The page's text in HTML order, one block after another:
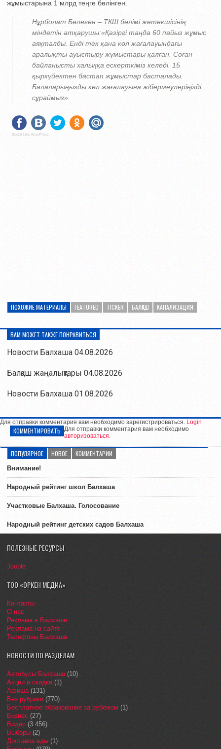
жұмыстарына 1 млрд теңге бөлінген.
Нұрболат Бөлеген – ТКШ бөлімі жетекшісінің
міндетін атқарушы:«Қазіргі таңда 60 пайыз жұмыс
аяқталды. Енді тек қана көл жағалауындағы
аралықты ауыстыру жұмыстары қалған. Соған
байланысты халыққа ескерткіміз келеді. 15
қыркүйектен бастап жұмыстар басталады.
Балаларыңызды көл жағалауына жібермеулеріңізді
сұраймыз».
Social Like WordPress
ПОХОЖИЕ МАТЕРИАЛЫ FEATURED TICKER БАЛҚАШ КАНАЛИЗАЦИЯ
ВАМ МОЖЕТ ТАКЖЕ ПОНРАВИТЬСЯ
Новости Балхаша 04.08.2026
Балқаш жаңалықтары 04.08.2026
Новости Балхаша 01.08.2026
Для отправки комментария вам необходимо зарегистрироваться. Login
КОММЕНТИРОВАТЬ Для отправки комментария вам необходимо
авторизоваться.
ПОПУЛЯРНОЕ НОВОЕ КОММЕНТАРИИ
Внимание!
Народный рейтинг школ Балхаша
Участковые Балхаша. Голосование
Народный рейтинг детских садов Балхаша
ПОЛЕЗНЫЕ РЕСУРСЫ
Jooble
ТОО «ОРКЕН МЕДИА»
Контакты
О нас
Реклама в Балхаше
Реклама на сайте
Телефоны Балхаша
НОВОСТИ ПО РАЗДЕЛАМ
Автобусы Балхаша(10)
Акции и скидки (1)
Афиша(131)
Без рубрики (770)
Бесплатное образование за рубежом (1)
Бизнес (27)
Видео (3 456)
Выборы (2)
Доставка еды (1)